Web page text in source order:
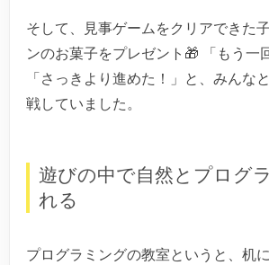
そして、見事ゲームをクリアできた
ンのお菓子をプレゼント🎁 「もう一
「さっきより進めた！」と、みんな
戦していました。
遊びの中で自然とプログ
れる
プログラミングの教室というと、机